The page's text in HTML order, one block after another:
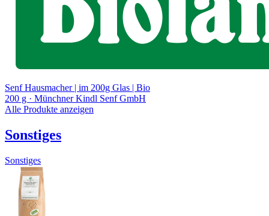
Senf Hausmacher | im 200g Glas | Bio
200 g · Münchner Kindl Senf GmbH
Alle Produkte anzeigen
Sonstiges
Sonstiges